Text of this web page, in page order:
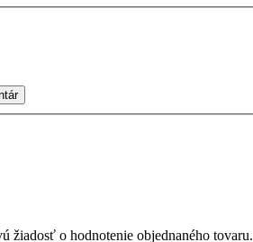
žiadosť o hodnotenie objednaného tovaru.